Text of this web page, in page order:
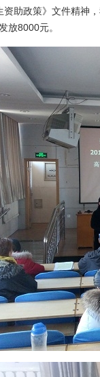
助政策》文件精神
放8000元。